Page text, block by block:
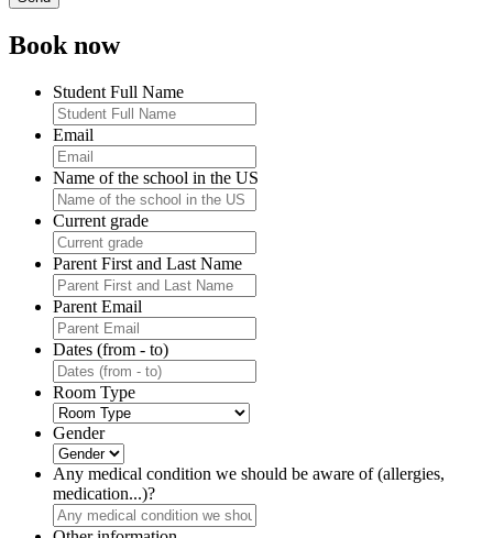
Book now
Student Full Name
Email
Name of the school in the US
Current grade
Parent First and Last Name
Parent Email
Dates (from - to)
Room Type
Gender
Any medical condition we should be aware of (allergies,
medication...)?